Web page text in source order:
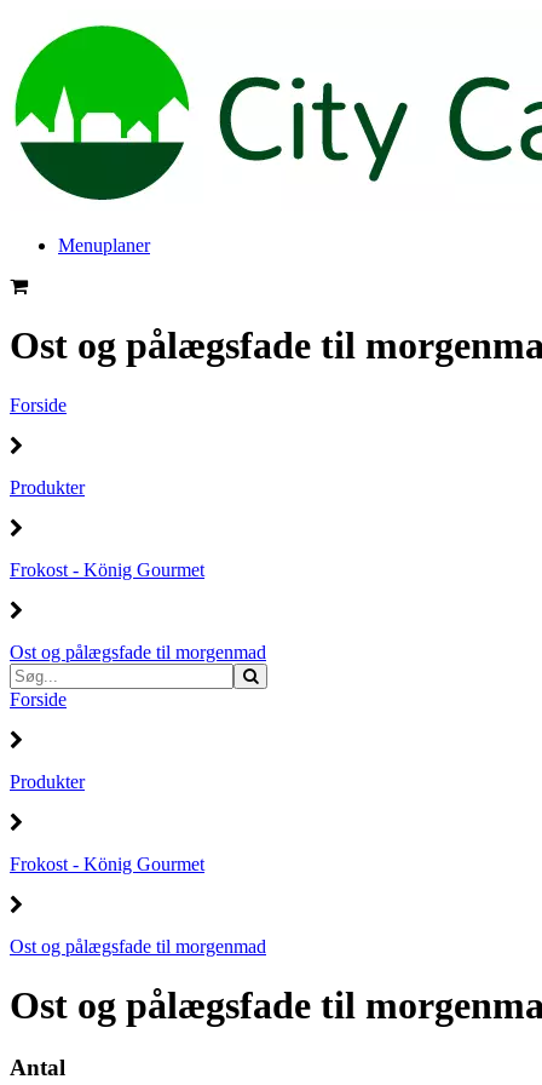
Menuplaner
Ost og pålægsfade til
Forside
Produkter
Frokost - König Gourmet
Ost og pålægsfade til morgenmad
Forside
Produkter
Frokost - König Gourmet
Ost og pålægsfade til morgenmad
Ost og pålægsfade til
Antal